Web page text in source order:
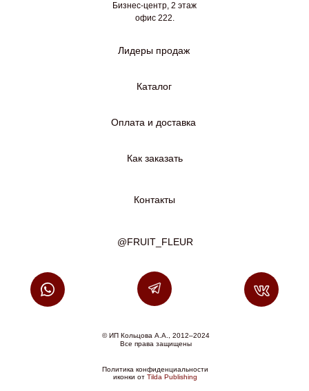
© ИП Кольцова А.А., 2012–2024
Все права защищены
Политика конфиденциальности
Бизнес-центр, 2 этаж
офис 222.
Лидеры продаж
Каталог
иконки от Tilda Publishing
Оплата и доставка
Как заказать
@FRUIT_FLEUR
Контакты